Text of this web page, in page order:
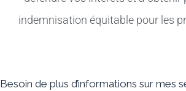
indemnisation équitable pour les
Besoin de plus d’informations sur mes